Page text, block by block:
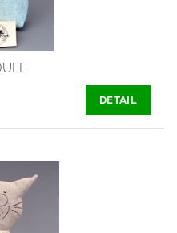
DETAIL